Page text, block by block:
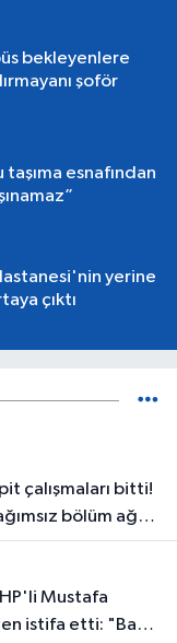
bekleyenlere
şoför
esnafından
yerine
çıktı
bölüm ağır
istifa etti: "Bazı